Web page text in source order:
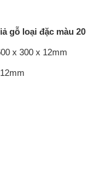
gỗ loại đặc màu 20
x 300 x 12mm